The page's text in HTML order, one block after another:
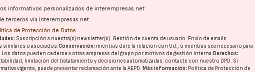
informativos personalizados de interempresas.net
terceros vía interempresas.net
de Protección de Datos
Suscripción a nuestra(s) newsletter(s). Gestión de cuenta de usuario. Envío de emails
similares o asociados.Conservación: mientras dure la relación con Ud., o mientras sea necesario para
Los datos pueden cederse a otras empresas del grupo por motivos de gestión interna.Derechos:
limitación del tratatamiento y decisiones automatizadas: contacte con nuestro DPD. Si
vigente, puede presentar reclamación ante laAEPD.Más información: Política de Protección de